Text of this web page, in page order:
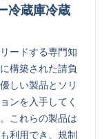
冷蔵庫冷蔵
ードする専門知
構築された請負
しい製品とソリ
ンを入手してく
これらの製品は
利用でき、規制